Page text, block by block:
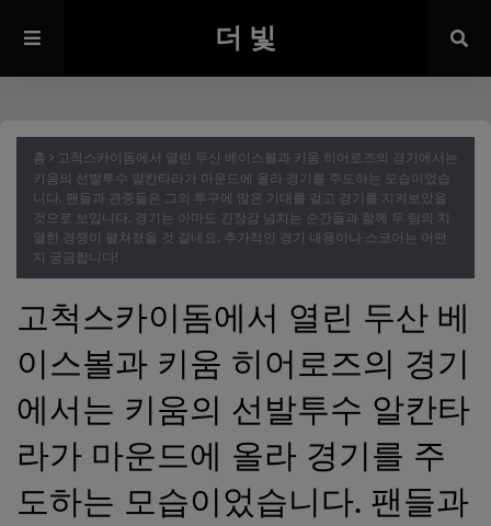
더 빛
홈
고척스카이돔에서 열린 두산 베이스볼과 키움 히어로즈의 경기에서는
키움의 선발투수 알칸타라가 마운드에 올라 경기를 주도하는 모습이었습
니다. 팬들과 관중들은 그의 투구에 많은 기대를 걸고 경기를 지켜보았을
것으로 보입니다. 경기는 아마도 긴장감 넘치는 순간들과 함께 두 팀의 치
열한 경쟁이 펼쳐졌을 것 같네요. 추가적인 경기 내용이나 스코어는 어떤
지 궁금합니다!
고척스카이돔에서 열린 두산 베
이스볼과 키움 히어로즈의 경기
에서는 키움의 선발투수 알칸타
라가 마운드에 올라 경기를 주
도하는 모습이었습니다. 팬들과